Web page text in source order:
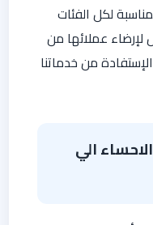
لكل الفئات
عملائها من
من خدماتنا
الي